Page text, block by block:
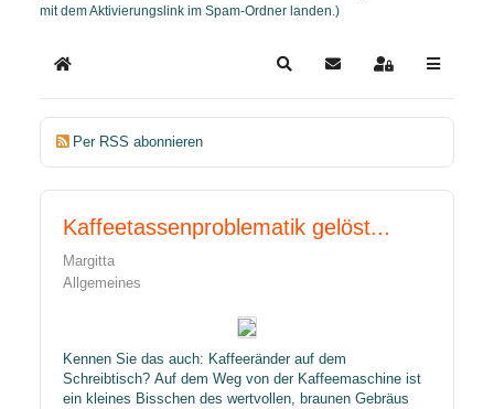
mit dem Aktivierungslink im Spam-Ordner landen.)
Home SearchUpdates abonnieren
Sign In
Per RSS abonnieren
Kaffeetassenproblematik gelöst...
Margitta
Allgemeines
Kennen Sie das auch: Kaffeeränder auf dem
Schreibtisch? Auf dem Weg von der Kaffeemaschine ist
ein kleines Bisschen des wertvollen, braunen Gebräus